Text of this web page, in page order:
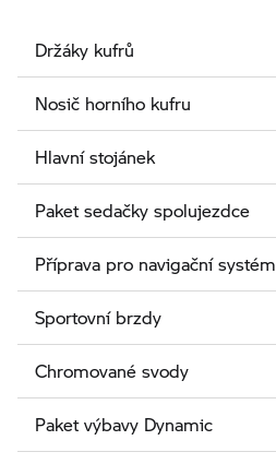
Držáky kufrů
Nosič horního kufru
Hlavní stojánek
Paket sedačky spolujezdce
Příprava pro navigační systém
Sportovní brzdy
Chromované svody
Paket výbavy Dynamic